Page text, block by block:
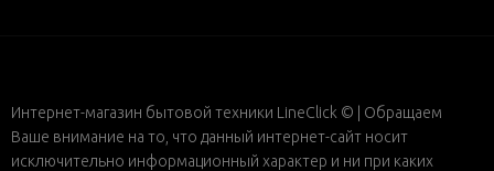
Интернет-магазин бытовой техники LineClick © | Обращаем
Ваше внимание на то, что данный интернет-сайт носит
исключительно информационный характер и ни при каких